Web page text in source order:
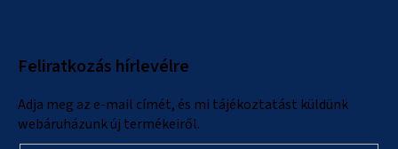
Feliratkozás hírlevélre
Adja meg az e-mail címét, és mi tájékoztatást küldünk
webáruházunk új termékeiről.